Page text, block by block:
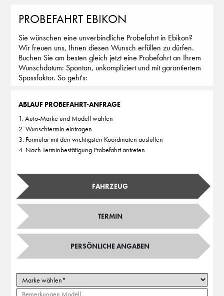
PROBEFAHRT EBIKON
Sie wünschen eine unverbindliche Probefahrt in Ebikon?
Wir freuen uns, Ihnen diesen Wunsch erfüllen zu dürfen.
Buchen Sie am besten gleich jetzt eine Probefahrt an Ihrem
Wunschdatum: Spontan, unkompliziert und mit garantiertem
Spassfaktor. So geht's:
ABLAUF PROBEFAHRT-ANFRAGE
1. Auto-Marke und Modell wählen
2. Wunschtermin eintragen
3. Formular mit den wichtigsten Koordinaten ausfüllen
4. Nach Terminbestätigung Probefahrt antreten
FAHRZEUG
TERMIN
PERSÖNLICHE ANGABEN